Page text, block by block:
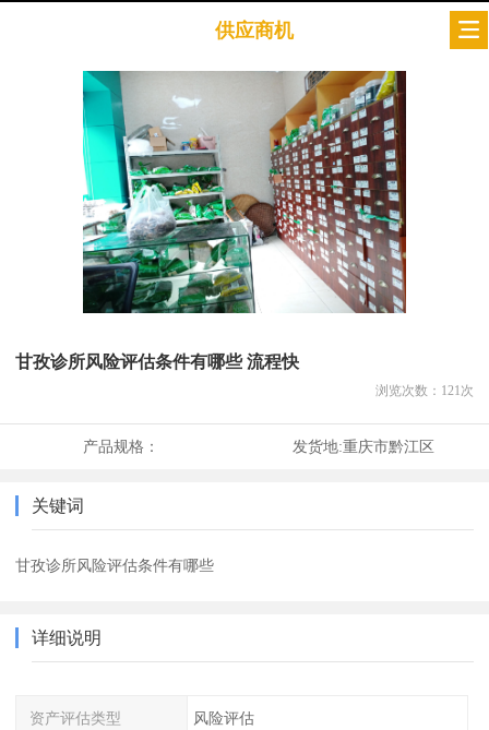
供应商机
甘孜诊所风险评估条件有哪些 流程快
浏览次数： 121 次
产品规格： 发货地:重庆市黔江区
关键词
甘孜诊所风险评估条件有哪些
详细说明
资产评估类型 风险评估